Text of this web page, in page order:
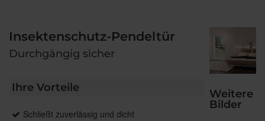
Insektenschutz-Pendeltür
Durchgängig sicher
Ihre Vorteile
Schließt zuverlässig und dicht
Weitere
Bilder